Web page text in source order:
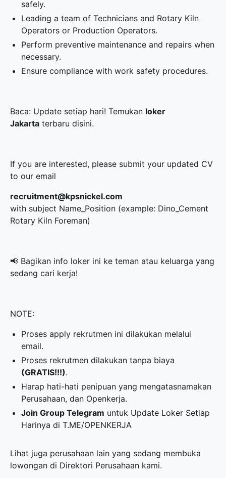
safely.
Leading a team of Technicians and Rotary Kiln
Operators or Production Operators.
Perform preventive maintenance and repairs when
necessary.
Ensure compliance with work safety procedures.
Baca: Update setiap hari! Temukan loker
Jakarta terbaru disini.
If you are interested, please submit your updated CV
to our email
recruitment@kpsnickel.com
with subject Name_Position (example: Dino_Cement
Rotary Kiln Foreman)
📢 Bagikan info loker ini ke teman atau keluarga yang
sedang cari kerja!
NOTE:
Proses apply rekrutmen ini dilakukan melalui
email.
Proses rekrutmen dilakukan tanpa biaya
(GRATIS!!!).
Harap hati-hati penipuan yang mengatasnamakan
Perusahaan, dan Openkerja.
Join Group Telegram untuk Update Loker Setiap
Harinya diT.ME/OPENKERJA
Lihat juga perusahaan lain yang sedang membuka
lowongan di Direktori Perusahaan kami.